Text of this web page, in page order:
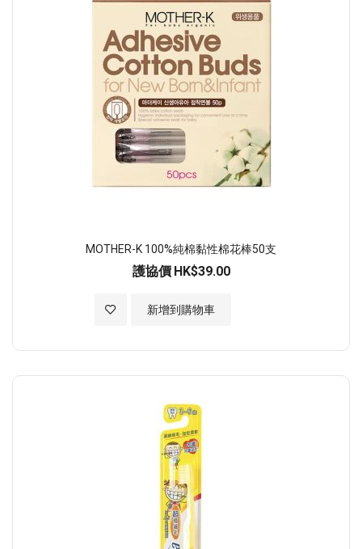
MOTHER-K 100%純棉黏性棉花棒50支
護協價 HK$39.00
新增到購物車
加入至願望清單